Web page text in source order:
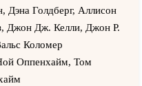
Дэна Голдберг, Аллисон
Джон Дж. Келли, Джон Р.
Коломер
Оппенхайм, Том